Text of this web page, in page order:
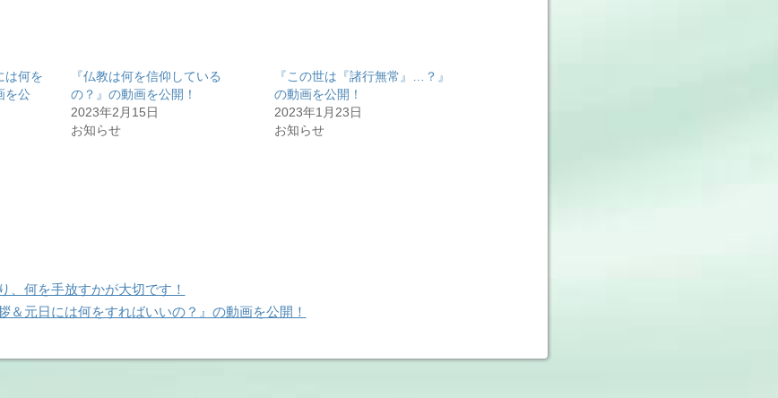
は何を
を公
『仏教は何を信仰している
の？』の動画を公開！
2023年2月15日
お知らせ
『この世は『諸行無常』…？』
の動画を公開！
2023年1月23日
お知らせ
、何を手放すかが大切です！
＆元日には何をすればいいの？』の動画を公開！